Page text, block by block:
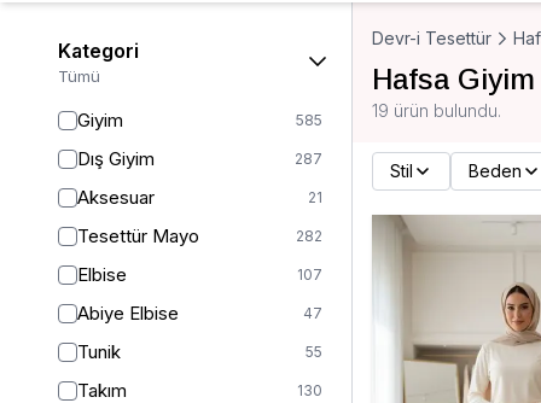
Kategori
Tümü
Giyim 585
Dış Giyim 287
Aksesuar 21
Tesettür Mayo 282
Elbise 107
Abiye Elbise 47
Tunik 55
Takım 130
Devr-i Tesettür
Hafsa
19 ürün bulundu.
Stil Beden